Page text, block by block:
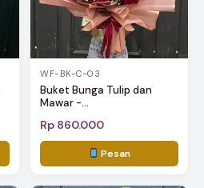
WF-BK-C-03
Buket Bunga Tulip dan
Mawar -...
Rp 860.000
Pesan